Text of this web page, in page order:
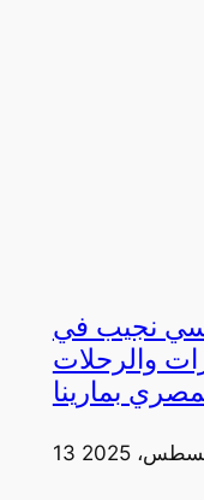
نجيب في
والرحلات
بمارينا
2025